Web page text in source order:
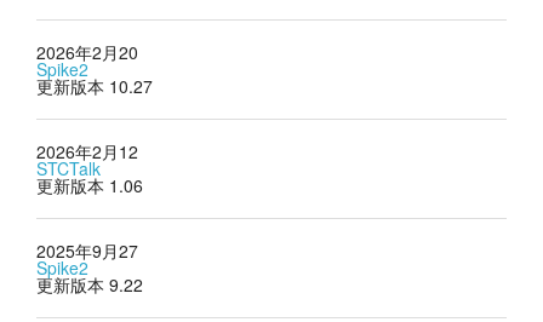
2026年2月20
Spike2
更新版本 10.27
2026年2月12
STCTalk
更新版本 1.06
2025年9月27
Spike2
更新版本 9.22